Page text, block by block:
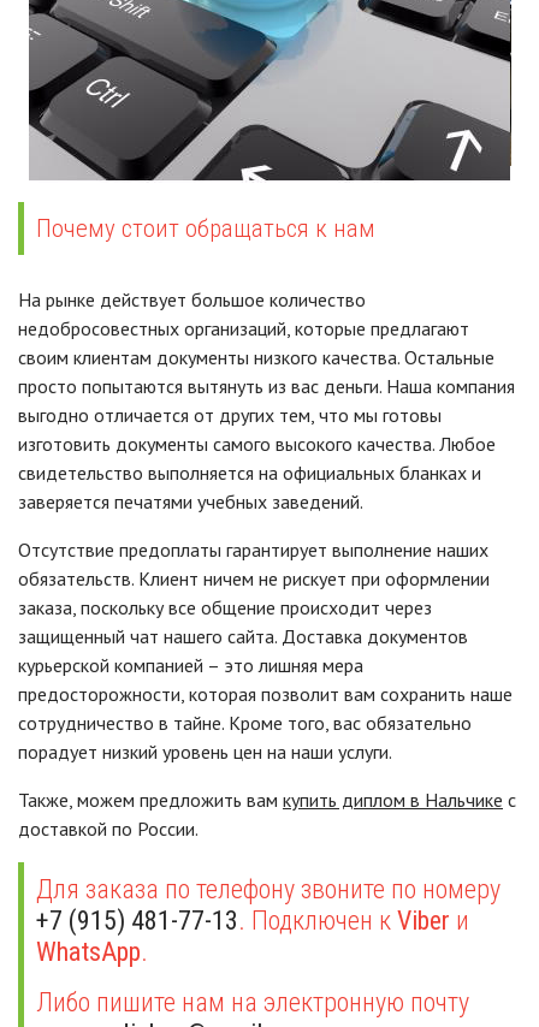
Почему стоит обращаться к нам
На рынке действует большое количество
недобросовестных организаций, которые предлагают
своим клиентам документы низкого качества. Остальные
просто попытаются вытянуть из вас деньги. Наша компания
выгодно отличается от других тем, что мы готовы
изготовить документы самого высокого качества. Любое
свидетельство выполняется на официальных бланках и
заверяется печатями учебных заведений.
Отсутствие предоплаты гарантирует выполнение наших
обязательств. Клиент ничем не рискует при оформлении
заказа, поскольку все общение происходит через
защищенный чат нашего сайта. Доставка документов
курьерской компанией – это лишняя мера
предосторожности, которая позволит вам сохранить наше
сотрудничество в тайне. Кроме того, вас обязательно
порадует низкий уровень цен на наши услуги.
Также, можем предложить вам купить диплом в Нальчике с
доставкой по России.
Для заказа по телефону звоните по номеру
+7 (915) 481-77-13. Подключен к Viber и
WhatsApp.
Либо пишите нам на электронную почту